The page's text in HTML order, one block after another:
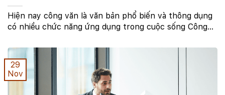
Hiện nay công văn là văn bản phổ biến và thông dụng
có nhiều chức năng ứng dụng trong cuộc sống Công
sử dụng phổ biến trong các đơn vị, cơ quan, tổ ...
29
Nov